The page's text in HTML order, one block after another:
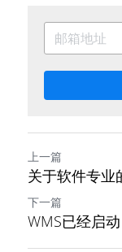
上一篇
关于软件专业
下一篇
WMS已经启动